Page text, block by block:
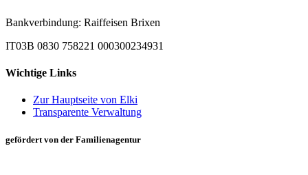
Bankverbindung: Raiffeisen Brixen
IT03B 0830 758221 000300234931
Wichtige Links
Zur Hauptseite von Elki
Transparente Verwaltung
gefördert von der Familienagentur